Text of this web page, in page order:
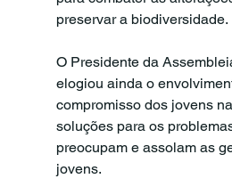
preservar a biodiversidade.
O Presidente da
elogiou ainda o
compromisso dos jovens
soluções para os
preocupam e assolam as
jovens.